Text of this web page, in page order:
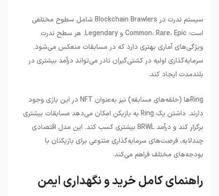
سیستم ندرت در Blockchain Brawlers شامل سطوح مختلفی
است: Common، Rare، Epic و Legendary. هر سطح ندرت
ویژگی‌های آماری بهتری دارد که در مسابقات منعکس می‌شود.
سرمایه‌گذاری اولیه در کشتی‌گیران نادر می‌تواند درآمد بیشتری در
بلندمدت ایجاد کند.
Ring‌ها (حلقه‌های مسابقه) نیز به‌عنوان NFT در این بازی وجود
دارند. داشتن یک Ring به بازیکن امکان می‌دهد مسابقات بیشتری
برگزار کند و درآمد BRWL بیشتری کسب کند. این مدل اقتصادی
چندلایه، فرصت‌های سرمایه‌گذاری متنوعی برای بازیکنان با
بودجه‌های مختلف فراهم می‌کند.
راهنمای کامل خرید و نگهداری ایمن